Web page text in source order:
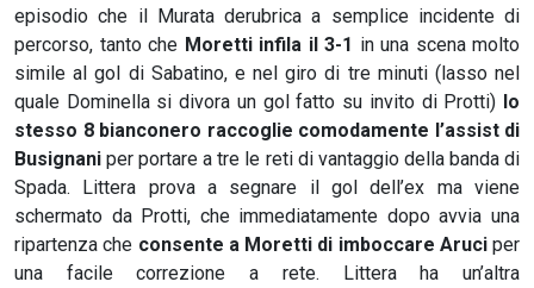
episodio che il Murata derubrica a semplice incidente di
percorso, tanto che Moretti infila il 3-1 in una scena molto
simile al gol di Sabatino, e nel giro di tre minuti (lasso nel
quale Dominella si divora un gol fatto su invito di Protti) lo
stesso 8 bianconero raccoglie comodamente l’assist di
Busignani per portare a tre le reti di vantaggio della banda di
Spada. Littera prova a segnare il gol dell’ex ma viene
schermato da Protti, che immediatamente dopo avvia una
ripartenza che consente a Moretti di imboccare Aruciper
una facile correzione a rete. Littera ha un’altra